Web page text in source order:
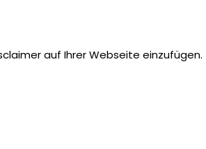
auf Ihrer Webseite einzufügen.